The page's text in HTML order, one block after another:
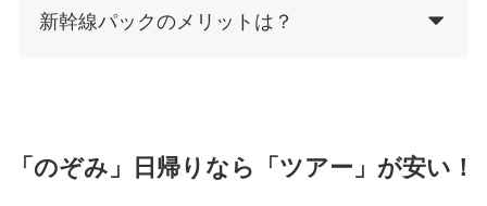
新幹線パックのメリットは？
「のぞみ」日帰りなら「ツアー」が安い！